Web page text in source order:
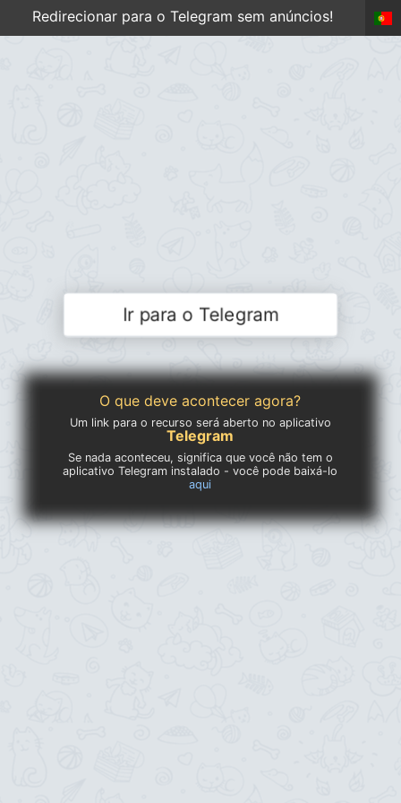
Redirecionar para o Telegram sem anúncios!
Ir para o Telegram
O que deve acontecer agora?
Um link para o recurso será aberto no aplicativo
Telegram
Se nada aconteceu, significa que você não tem o
aplicativo Telegram instalado - você pode baixá-lo
aqui